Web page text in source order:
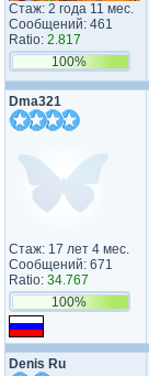
Стаж: 2 года 11 мес.
Сообщений: 461
Ratio: 2.817
100%
Dma321
Стаж: 17 лет 4 мес.
Сообщений: 671
Ratio: 34.767
100%
Denis Ru